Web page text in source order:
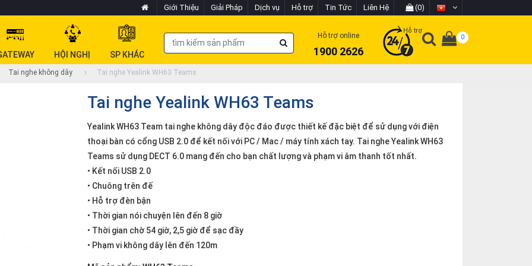
Giới Thiệu Giải Pháp Dịch vụ Hỗ trợ Tin Tức Liên Hệ (0)
HỘI NGHỊ SP KHÁC
Hỗ trợ online
1900 2626
Hỗ trợ
0
Tai nghe không dây Tai nghe Yealink WH63 Teams
Tai nghe Yealink WH63 Teams
Yealink WH63 Team tai nghe không dây độc đáo được thiết kế đặc biệt để sử dụng với điện
thoại bàn có cổng USB 2.0 để kết nối với PC / Mac / máy tính xách tay. Tai nghe Yealink WH63
Teams sử dụng DECT 6.0 mang đến cho bạn chất lượng và phạm vi âm thanh tốt nhất.
• Kết nối USB 2.0
• Chuông trên đế
• Hỗ trợ đèn bận
• Thời gian nói chuyện lên đến 8 giờ
• Thời gian chờ 54 giờ, 2,5 giờ để sạc đầy
• Phạm vi không dây lên đến 120m